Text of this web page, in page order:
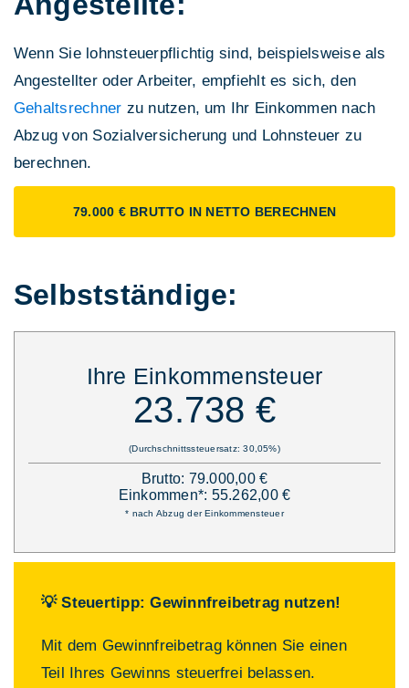
Wenn Sie lohnsteuerpflichtig sind, beispielsweise als
Angestellter oder Arbeiter, empfiehlt es sich, den
Gehaltsrechner zu nutzen, um Ihr Einkommen nach
Abzug von Sozialversicherung und Lohnsteuer zu
berechnen.
79.000 € BRUTTO IN NETTO BERECHNEN
Selbstständige:
Ihre Einkommensteuer
23.738 €
(Durchschnittssteuersatz: 30,05%)
Brutto: 79.000,00 €
Einkommen*: 55.262,00 €
* nach Abzug der Einkommensteuer
💡 Steuertipp: Gewinnfreibetrag nutzen!
Mit dem Gewinnfreibetrag können Sie einen
Teil Ihres Gewinns steuerfrei belassen.